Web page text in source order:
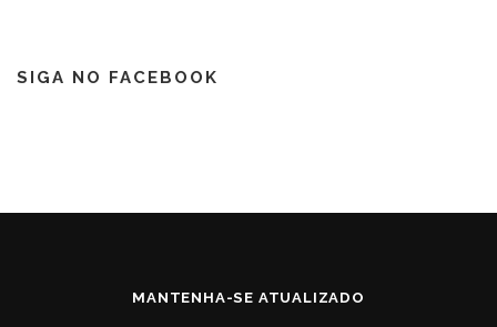
SIGA NO FACEBOOK
MANTENHA-SE ATUALIZADO